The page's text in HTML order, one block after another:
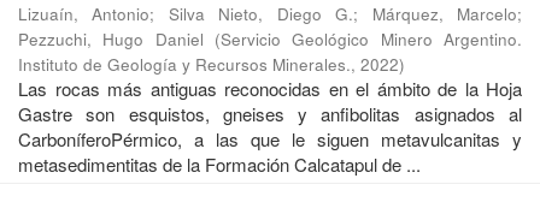
Lizuaín, Antonio; Silva Nieto, Diego G.; Márquez, Marcelo;
Pezzuchi, Hugo Daniel (Servicio Geológico Minero Argentino.
Instituto de Geología y Recursos Minerales., 2022)
Las rocas más antiguas reconocidas en el ámbito de la Hoja
Gastre son esquistos, gneises y anfibolitas asignados al
CarboníferoPérmico, a las que le siguen metavulcanitas y
metasedimentitas de la Formación Calcatapul de ...